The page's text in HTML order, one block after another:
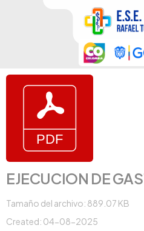
EJECUCION DE
Tamaño del archivo: 889.07 KB
Created: 04-08-2025